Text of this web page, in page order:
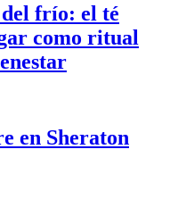
frío: el té
como ritual
en Sheraton